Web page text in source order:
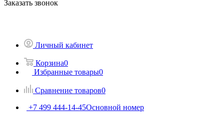
Заказать звонок
Личный кабинет
Корзина0
Избранные товары0
Сравнение товаров0
+7 499 444-14-45Основной номер